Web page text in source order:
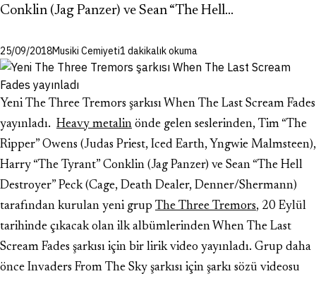
Conklin (Jag Panzer) ve Sean “The Hell…
25/09/2018Musiki Cemiyeti1 dakikalık okuma
Yeni The Three Tremors şarkısı When The Last Scream Fades
yayınladı. Heavy metalin önde gelen seslerinden, Tim “The
Ripper” Owens (Judas Priest, Iced Earth, Yngwie Malmsteen),
Harry “The Tyrant” Conklin (Jag Panzer) ve Sean “The Hell
Destroyer” Peck (Cage, Death Dealer, Denner/Shermann)
tarafından kurulan yeni grup The Three Tremors, 20 Eylül
tarihinde çıkacak olan ilk albümlerinden When The Last
Scream Fades şarkısı için bir lirik video yayınladı. Grup daha
önce Invaders From The Sky şarkısı için şarkı sözü videosu